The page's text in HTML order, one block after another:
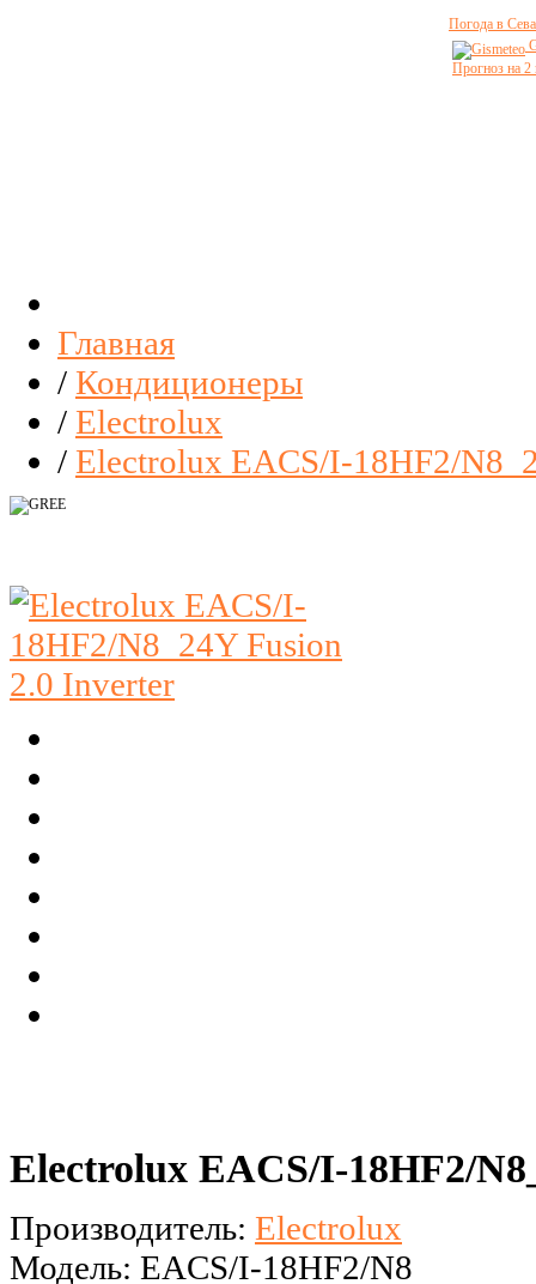
Погода в
Прогноз на 2
Главная
/ Кондиционеры
/ Electrolux
/ Electrolux EACS/I-18HF2/
Electrolux EACS/I-18HF2/
Производитель: Electrolux
Модель: EACS/I-18HF2/N8